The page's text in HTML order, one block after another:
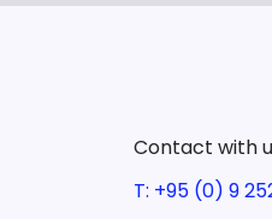
Contact with
T: +95 (0) 9